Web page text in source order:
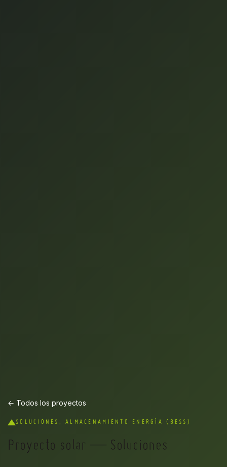
← Todos los proyectos
SOLUCIONES, ALMACENAMIENTO ENERGÍA (BESS)
Proyecto solar — Soluciones